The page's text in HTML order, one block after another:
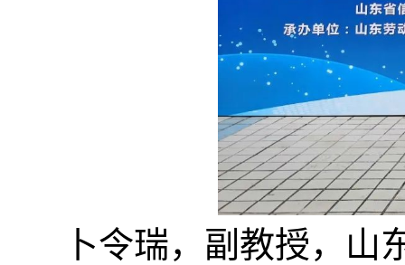
卜令瑞，副教授，山